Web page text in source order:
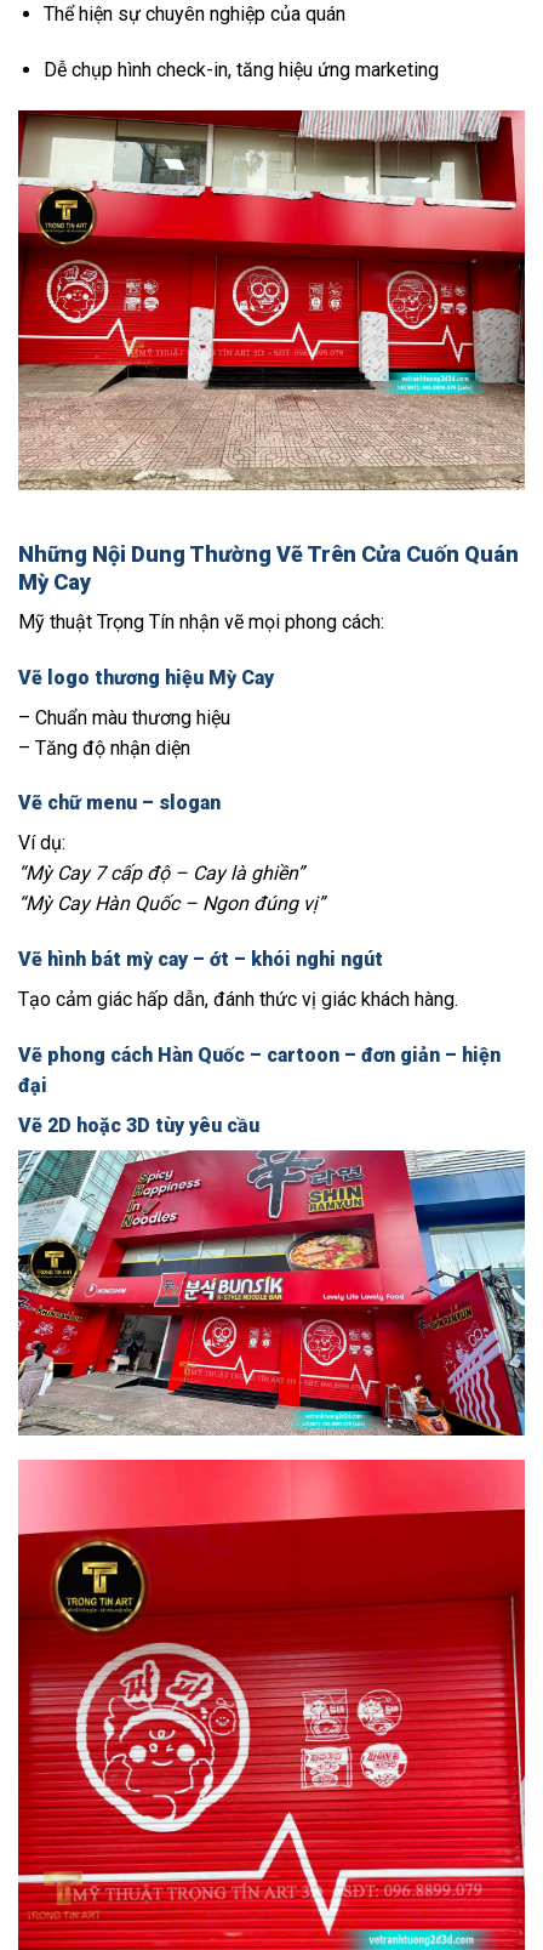
Thể hiện sự chuyên nghiệp của quán
Dễ chụp hình check-in, tăng hiệu ứng marketing
Những Nội Dung Thường Vẽ Trên Cửa Cuốn Quán
Mỳ Cay
Mỹ thuật Trọng Tín nhận vẽ mọi phong cách:
Vẽ logo thương hiệu Mỳ Cay
– Chuẩn màu thương hiệu
– Tăng độ nhận diện
Vẽ chữ menu – slogan
Ví dụ:
“Mỳ Cay 7 cấp độ – Cay là ghiền”
“Mỳ Cay Hàn Quốc – Ngon đúng vị”
Vẽ hình bát mỳ cay – ớt – khói nghi ngút
Tạo cảm giác hấp dẫn, đánh thức vị giác khách hàng.
Vẽ phong cách Hàn Quốc – cartoon – đơn giản – hiện
đại
Vẽ 2D hoặc 3D tùy yêu cầu